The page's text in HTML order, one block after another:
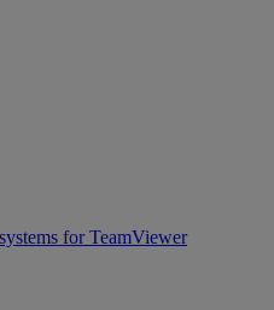
for TeamViewer